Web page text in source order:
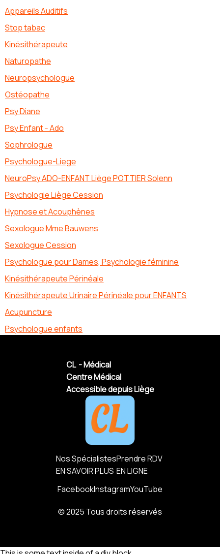
Appareils Auditifs
Stop tabac
Kinésithérapeute
Naturopathe
Neuropsychologue
Ostéopathe
Psy Diane
Psy Enfant - Ado
Sophrologue
Psychologue-Liege
NeuroPsy ADO-ENFANT Liège POTTIER Solenn
Psychologie Liège Cession
Hypnose et Acouphènes
Sexologue Mme Bauwens
Sexologue Cession
Psychologue pour Dames, Psychologie féminine
Kinésithérapeute Périnéale
Kinésithérapeute Urinaire Périnéale pour ENFANTS
Acupuncture
Psychologue enfants
CL - Médical
Centre Médical
Accessible depuis Liège
Nos Spécialistes
EN SAVOIR PLUS
Prendre RDV
EN LIGNE
FacebookInstagramYouTube
© 2025 Tous droits réservés